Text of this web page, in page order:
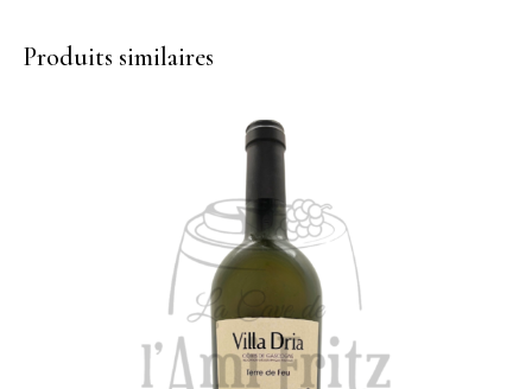
Produits similaires